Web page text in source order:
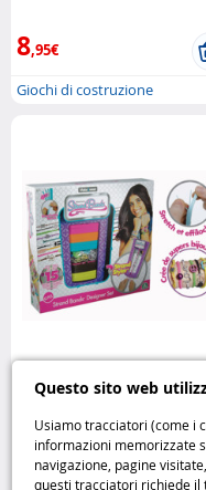
Questo sito web
Usiamo tracciatori (come i
informazioni memorizzate
navigazione, pagine
questi tracciatori richiede il
8,95€
Giochi di costruzione
Laboratorio per braccialetti
Strand Bands
,95€